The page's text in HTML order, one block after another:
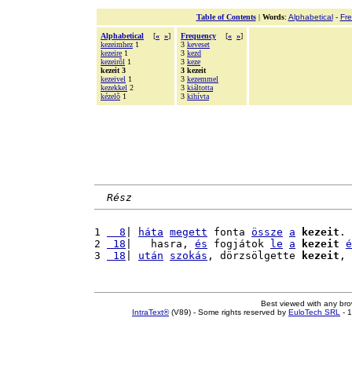
Table of Contents| Words: Alphabetical-
Alphabetical [« »]
kezeimhez 1
kezeire 1
kezeirõl 1
kezeit 3
kezeivel 1
kezekkel 2
kézelõ 1
Frequency [« »]
3 keveset
3 kezd
3 keze
3 kezeit
3 kezemmel
3 kiáltotta
3 kihívta
Rész
1
  8
háta megett fonta össze a kezeit .
2
18 |   hasra, és fogjátok le a kezeit
3
18 után szokás , dörzsölgette kezeit ,
Best viewed with any
IntraText®(V89) - Some rights reserved by EuloTech SRL -